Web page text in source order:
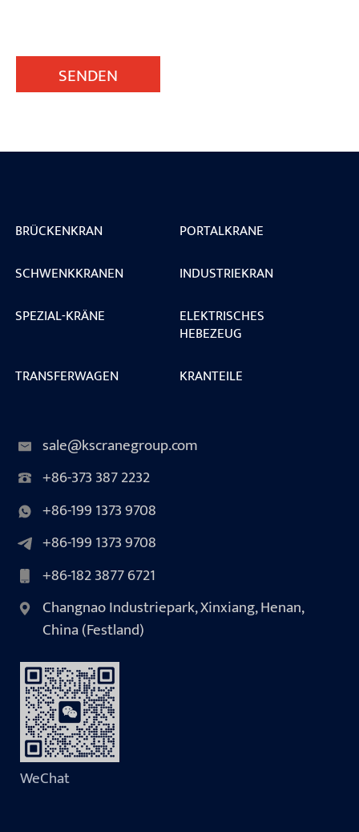
SENDEN
BRÜCKENKRAN
PORTALKRANE
SCHWENKKRANEN
INDUSTRIEKRAN
SPEZIAL-KRÄNE
ELEKTRISCHES
HEBEZEUG
TRANSFERWAGEN
KRANTEILE
sale@kscranegroup.com
+86-373 387 2232
+86-199 1373 9708
+86-199 1373 9708
+86-182 3877 6721
Changnao Industriepark, Xinxiang, Henan,
China (Festland)
WeChat